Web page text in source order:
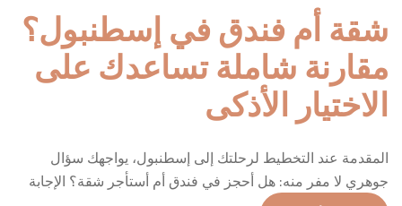
إسطنبول […]
شقة أم فندق في إسطنبول؟
مقارنة شاملة تساعدك على
الاختيار الأذكى
المقدمة عند التخطيط لرحلتك إلى إسطنبول، يواجهك سؤال
جوهري لا مفر منه: هل أحجز في فندق أم أستأجر شقة؟ الإجابة